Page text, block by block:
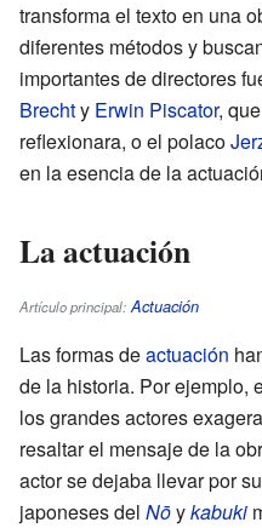
transforma el texto en una
diferentes métodos y
importantes de directores
Brechty Erwin Piscator,
reflexionara, o el polaco
en la esencia de la
La actuación
Artículo principal: Actuación
Las formas deactuación
de la historia. Por ejemplo,
los grandes actores
resaltar el mensaje de la
actor se dejaba llevar por
japoneses del Nōykabuki